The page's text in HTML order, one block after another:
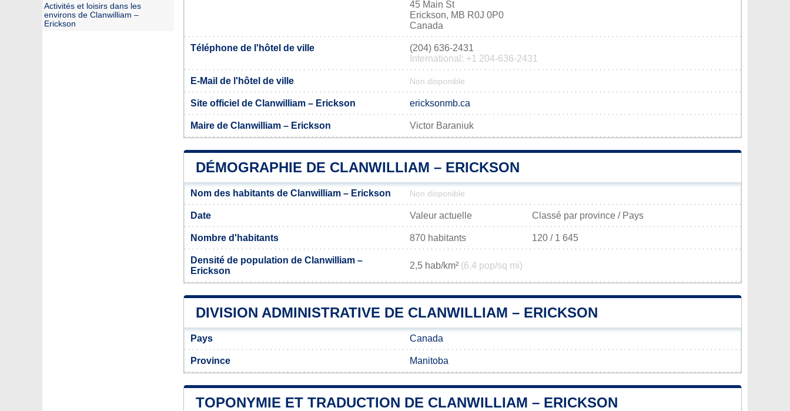
45 Main St
Erickson, MB R0J 0P0
Canada
Téléphone de l'hôtel de ville
(204) 636-2431
International: +1 204-636-2431
E-Mail de l'hôtel de ville Non disponible
Site officiel de Clanwilliam – Erickson ericksonmb.ca
Maire de Clanwilliam – Erickson Victor Baraniuk​
DÉMOGRAPHIE DE CLANWILLIAM – ERICKSON
Nom des habitants de Clanwilliam – Erickson Non disponible
Date Valeur actuelle Classé par province / Pays
Nombre d'habitants 870 habitants 120 / 1 645
Densité de population de Clanwilliam –
Erickson
2,5 hab/km² (6,4 pop/sq mi)
DIVISION ADMINISTRATIVE DE CLANWILLIAM – ERICKSON
Pays Canada
Province Manitoba
TOPONYMIE ET TRADUCTION DE CLANWILLIAM – ERICKSON
Activités et loisirs dans les
environs de Clanwilliam –
Erickson